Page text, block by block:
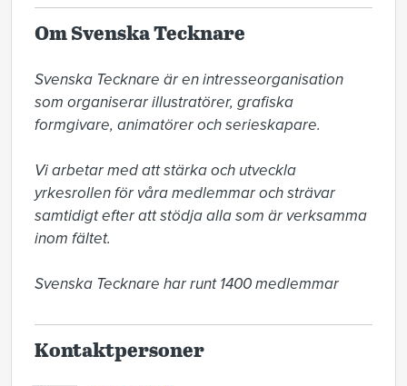
Om Svenska Tecknare
Svenska Tecknare är en intresseorganisation
som organiserar illustratörer, grafiska
formgivare, animatörer och serieskapare.
Vi arbetar med att stärka och utveckla
yrkesrollen för våra medlemmar och strävar
samtidigt efter att stödja alla som är verksamma
inom fältet.
Svenska Tecknare har runt 1400 medlemmar
Kontaktpersoner